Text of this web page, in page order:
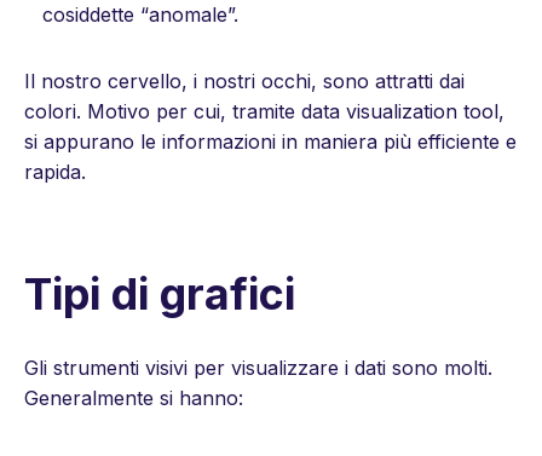
cosiddette “anomale”.
Il nostro cervello, i nostri occhi, sono attratti dai
colori. Motivo per cui, tramite data visualization tool,
si appurano le informazioni in maniera più efficiente e
rapida.
Tipi di grafici
Gli strumenti visivi per visualizzare i dati sono molti.
Generalmente si hanno: